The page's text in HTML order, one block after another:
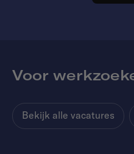
Voor
Bekijk alle vacatures